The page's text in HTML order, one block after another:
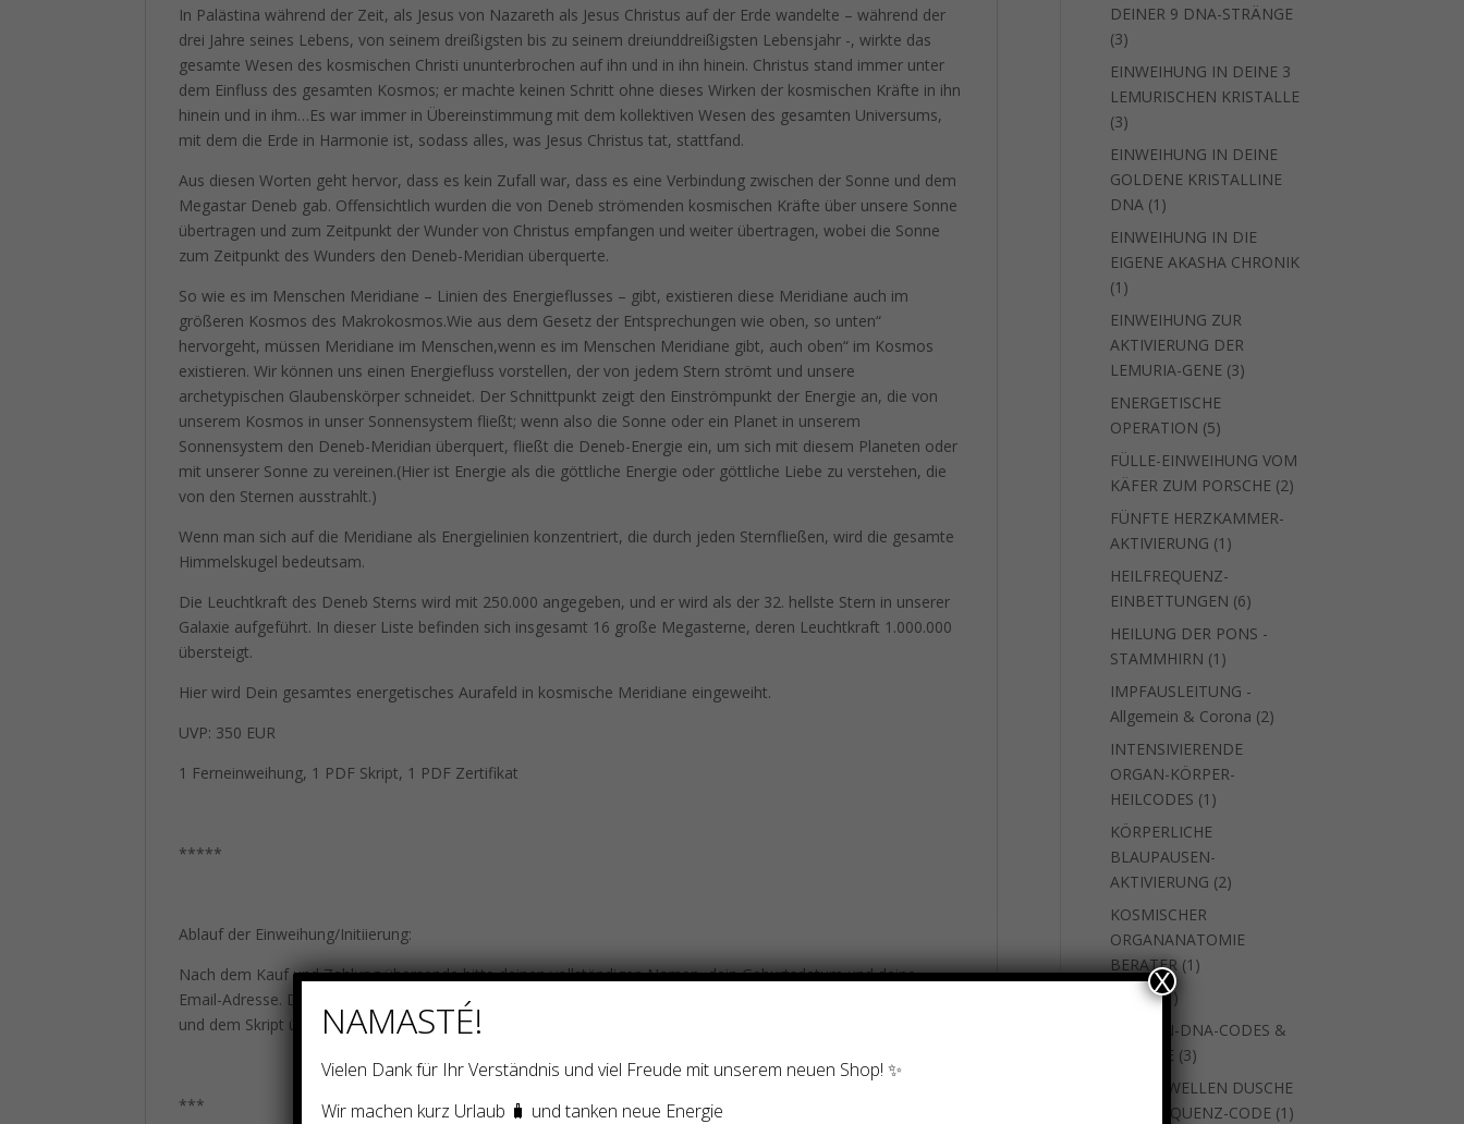
In Palästina während der Zeit, als Jesus von Nazareth als Jesus Christus auf der Erde wandelte – während der
drei Jahre seines Lebens, von seinem dreißigsten bis zu seinem dreiunddreißigsten Lebensjahr -, wirkte das
gesamte Wesen des kosmischen Christi ununterbrochen auf ihn und in ihn hinein. Christus stand immer unter
dem Einfluss des gesamten Kosmos; er machte keinen Schritt ohne dieses Wirken der kosmischen Kräfte in ihn
hinein und in ihm…Es war immer in Übereinstimmung mit dem kollektiven Wesen des gesamten Universums,
mit dem die Erde in Harmonie ist, sodass alles, was Jesus Christus tat, stattfand.
Aus diesen Worten geht hervor, dass es kein Zufall war, dass es eine Verbindung zwischen der Sonne und dem
Megastar Deneb gab. Offensichtlich wurden die von Deneb strömenden kosmischen Kräfte über unsere Sonne
übertragen und zum Zeitpunkt der Wunder von Christus empfangen und weiter übertragen, wobei die Sonne
zum Zeitpunkt des Wunders den Deneb-Meridian überquerte.
So wie es im Menschen Meridiane – Linien des Energieflusses – gibt, existieren diese Meridiane auch im
größeren Kosmos des Makrokosmos.Wie aus dem Gesetz der Entsprechungen wie oben, so unten“
hervorgeht, müssen Meridiane im Menschen,wenn es im Menschen Meridiane gibt, auch oben“ im Kosmos
existieren. Wir können uns einen Energiefluss vorstellen, der von jedem Stern strömt und unsere
archetypischen Glaubenskörper schneidet. Der Schnittpunkt zeigt den Einströmpunkt der Energie an, die von
unserem Kosmos in unser Sonnensystem fließt; wenn also die Sonne oder ein Planet in unserem
Sonnensystem den Deneb-Meridian überquert, fließt die Deneb-Energie ein, um sich mit diesem Planeten oder
mit unserer Sonne zu vereinen.(Hier ist Energie als die göttliche Energie oder göttliche Liebe zu verstehen, die
von den Sternen ausstrahlt.)
Wenn man sich auf die Meridiane als Energielinien konzentriert, die durch jeden Sternfließen, wird die gesamte
Himmelskugel bedeutsam.
Die Leuchtkraft des Deneb Sterns wird mit 250.000 angegeben, und er wird als der 32. hellste Stern in unserer
Galaxie aufgeführt. In dieser Liste befinden sich insgesamt 16 große Megasterne, deren Leuchtkraft 1.000.000
übersteigt.
Hier wird Dein gesamtes energetisches Aurafeld in kosmische Meridiane eingeweiht.
UVP: 350 EUR
1 Ferneinweihung, 1 PDF Skript, 1 PDF Zertifikat
*****
Ablauf der Einweihung/Initiierung:
Nach dem Kauf und Zahlung übersende bitte deinen vollständigen Namen, dein Geburtsdatum und deine
Email-Adresse. Die Chi-Energie-Übertragung wird aktiviert und es kommt ein Mailing mit Abruf-Informationen
und dem Skript übersendet. Nach der Einweihung kommt das personalisierte Zertifikat via Mailing.
***
DEINER 9 DNA-STRÄNGE
33
Produkte
EINWEIHUNG IN DEINE 3
LEMURISCHEN KRISTALLE
33
Produkte
EINWEIHUNG IN DEINE
GOLDENE KRISTALLINE
DNA 1 1
Produkt
EINWEIHUNG IN DIE
EIGENE AKASHA CHRONIK
1 1
Produkt
EINWEIHUNG ZUR
AKTIVIERUNG DER
LEMURIA-GENE 33
ENERGETISCHE
OPERATION 55
Produkte
FÜLLE-EINWEIHUNG VOM
KÄFER ZUM PORSCHE 22
FÜNFTE HERZKAMMER-
AKTIVIERUNG 1 1
HEILFREQUENZ-
EINBETTUNGEN 66
Produkte
HEILUNG DER PONS -
STAMMHIRN 1 1
Produkt
IMPFAUSLEITUNG -
Allgemein & Corona 22
INTENSIVIERENDE
ORGAN-KÖRPER-
HEILCODES 1 1
Produkt
KÖRPERLICHE
BLAUPAUSEN-
AKTIVIERUNG 22
KOSMISCHER
ORGANANATOMIE
BERATER 1 1
natara 11
Produkt
SEEELEN-DNA-CODES &
WEITERE 33
Produkte
SKALARWELLEN DUSCHE
MIT FREQUENZ-CODE 1 1
NAMASTÉ!
Vielen Dank für Ihr Verständnis und viel Freude mit unserem neuen Shop! ✨
Wir machen kurz Urlaub 🧳 und tanken neue Energie
X